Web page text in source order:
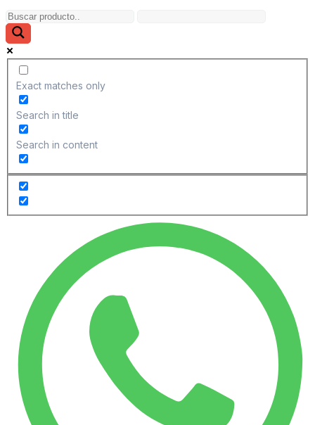
Exact matches only
Search in title
Search in content